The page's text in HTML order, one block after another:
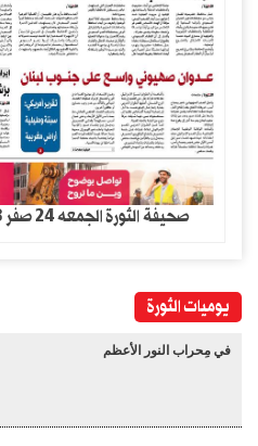
صحيفة الثورة الجمعه 24 صفر 1448- 7 اغسطس 2026
يوميات الثورة
في مِحراب النور الأعظم